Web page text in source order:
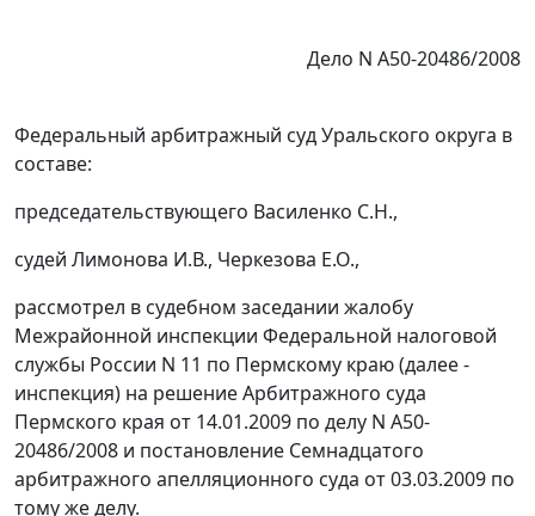
Дело N А50-20486/2008
Федеральный арбитражный суд Уральского округа в
составе:
председательствующего Василенко С.Н.,
судей Лимонова И.В., Черкезова Е.О.,
рассмотрел в судебном заседании жалобу
Межрайонной инспекции Федеральной налоговой
службы России N 11 по Пермскому краю (далее -
инспекция) на решение Арбитражного суда
Пермского края от 14.01.2009 по делу N А50-
20486/2008 и постановление Семнадцатого
арбитражного апелляционного суда от 03.03.2009 по
тому же делу.